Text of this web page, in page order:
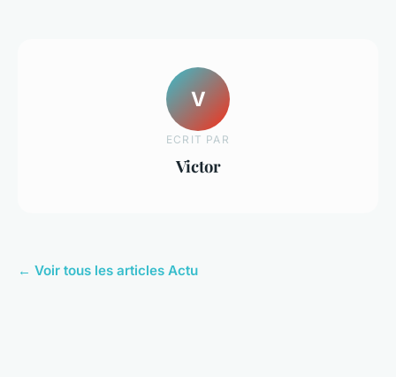
V
ECRIT PAR
Victor
← Voir tous les articles Actu